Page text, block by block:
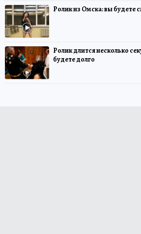
Ролик из Омска: вы будете
Ролик длится несколько
будете долго